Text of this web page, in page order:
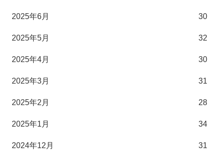
2025年6月 30
2025年5月 32
2025年4月 30
2025年3月 31
2025年2月 28
2025年1月 34
2024年12月 31